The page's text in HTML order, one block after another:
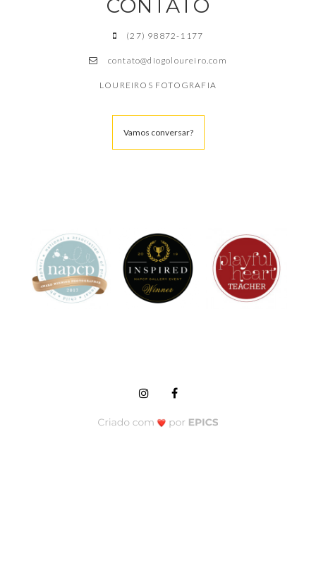
CONTATO
(27) 98872-1177
contato@diogoloureiro.com
LOUREIROS FOTOGRAFIA
Vamos conversar?